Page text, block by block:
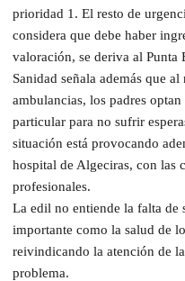
prioridad 1. El resto de
considera que debe haber
valoración, se deriva al Punta
Sanidad señala además que
ambulancias, los padres
particular para no sufrir
situación está provocando
hospital de Algeciras, con las
profesionales.
La edil no entiende la falta de
importante como la salud de
reivindicando la atención de
problema.